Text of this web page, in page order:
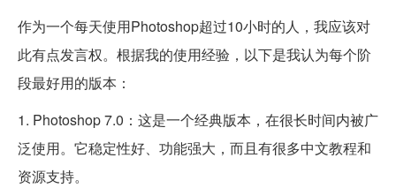
作为一个每天使用Photoshop超过10小时的人，我应该对
此有点发言权。根据我的使用经验，以下是我认为每个阶
段最好用的版本：
1. Photoshop 7.0：这是一个经典版本，在很长时间内被广
泛使用。它稳定性好、功能强大，而且有很多中文教程和
资源支持。